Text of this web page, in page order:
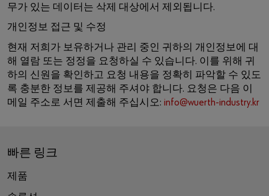
무가 있는 데이터는 삭제 대상에서 제외됩니다.
개인정보 접근 및 수정
현재 저희가 보유하거나 관리 중인 귀하의 개인정보에 대
해 열람 또는 정정을 요청하실 수 있습니다. 이를 위해 귀
하의 신원을 확인하고 요청 내용을 정확히 파악할 수 있도
록 충분한 정보를 제공해 주셔야 합니다. 요청은 다음 이
메일 주소로 서면 제출해 주십시오: info@wuerth-industry.kr
빠른 링크
제품